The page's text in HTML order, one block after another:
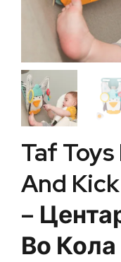
Taf
And
–
Во Кола